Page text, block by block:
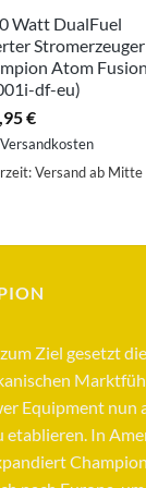
Watt DualFuel
Stromerzeuger
Atom Fusion
df-eu)
€
Versandkosten
Versand ab Mitte
Ziel gesetzt
Equipment nun
etablieren. In